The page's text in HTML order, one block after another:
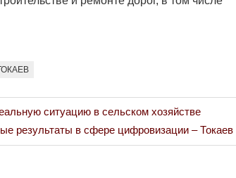
ситуацию в сельском хозяйстве
результаты в сфере цифровизации – Токаев